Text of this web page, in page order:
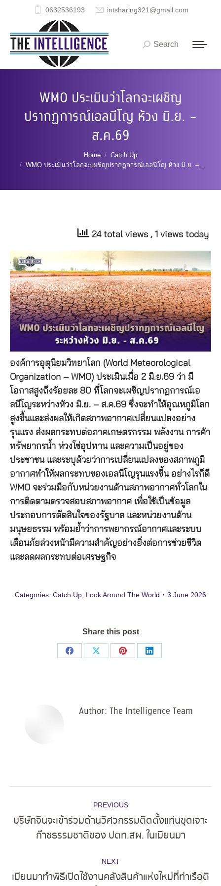
0632536193 intsharing321@gmail.com
Search:
Search
WMO ประเมินว่าโลกจะเผชิญ
ปรากฏการณ์เอลนีโญ ห้วง มิ.ย. –
ส.ค.69
Home
Catch Up
WMO ประเมินว่าโลกจะเผชิญปรากฏการณ์เอลนีโญ ห้วง มิ.ย. –…
24 total views , 1 views today
องค์การอุตุนิยมวิทยาโลก (World Meteorological
Organization – WMO) ประเมินเมื่อ 2 มิ.ย.69 ว่า มี
โอกาสสูงถึงร้อยละ 80 ที่โลกจะเผชิญปรากฏการณ์เอ
ลนีโญระหว่างห้วง มิ.ย. – ส.ค.69 ซึ่งจะทำให้อุณหภูมิโลก
สูงขึ้นและส่งผลให้เกิดสภาพอากาศเปลี่ยนแปลงอย่าง
รุนแรง ส่งผลกระทบต่อภาคเกษตรกรรม พลังงาน การค้า
ทรัพยากรน้ำ ห่วงโซ่อุปทาน และความเป็นอยู่ของ
ประชาชน และระบุด้วยว่าการเปลี่ยนแปลงของสภาพภูมิ
อากาศทำให้ผลกระทบของเอลนีโญรุนแรงขึ้น อย่างไรก็ดี
WMO จะร่วมมือกับหน่วยงานด้านสภาพอากาศทั่วโลกใน
การติดตามตรวจสอบสภาพอากาศ เพื่อใช้เป็นข้อมูล
ประกอบการตัดสินใจของรัฐบาล และหน่วยงานด้าน
มนุษยธรรม พร้อมย้ำว่าการพยากรณ์อากาศและระบบ
เตือนภัยล่วงหน้ามีความสำคัญอย่างยิ่งต่อการช่วยชีวิต
และลดผลกระทบต่อเศรษฐกิจ
Categories: Catch Up Look Around The World 3 June 2026
Share this post
Share
Share
Share
Share
Author: The Intelligence Team
navigation
PREVIOUS
post:
บริษัทจีนจะเข้าร่วมด้านวิศวกรรมติดตั้งแท่นขุดเจาะ
ก๊าซธรรมชาติของ ปตท.สผ. ในเมียนมา
NEXT
เมียนมาทำพิธีเปิดใช้งานคลังสินค้าแห่งใหม่ที่ท่าเรือติ